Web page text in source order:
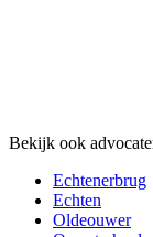
Bekijk ook
Echtenerbrug
Echten
Oldeouwer